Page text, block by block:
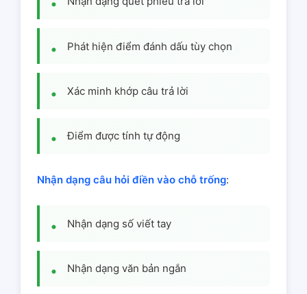
Phát hiện điểm đánh dấu tùy chọn
Xác minh khớp câu trả lời
Điểm được tính tự động
Nhận dạng câu hỏi điền vào chỗ trống:
Nhận dạng số viết tay
Nhận dạng văn bản ngắn